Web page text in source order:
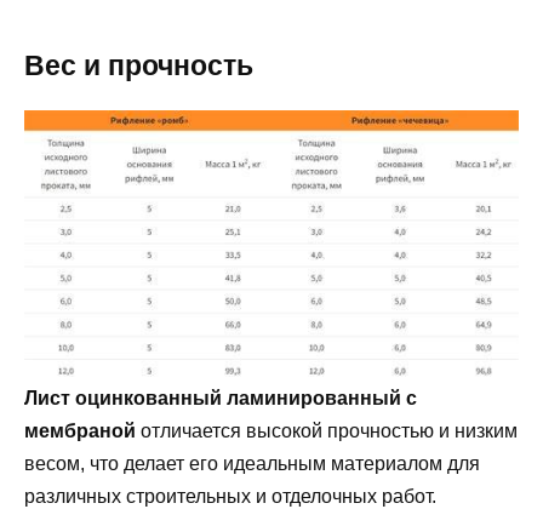
Вес и прочность
Лист оцинкованный ламинированный с
мембраной отличается высокой прочностью и низким
весом, что делает его идеальным материалом для
различных строительных и отделочных работ.